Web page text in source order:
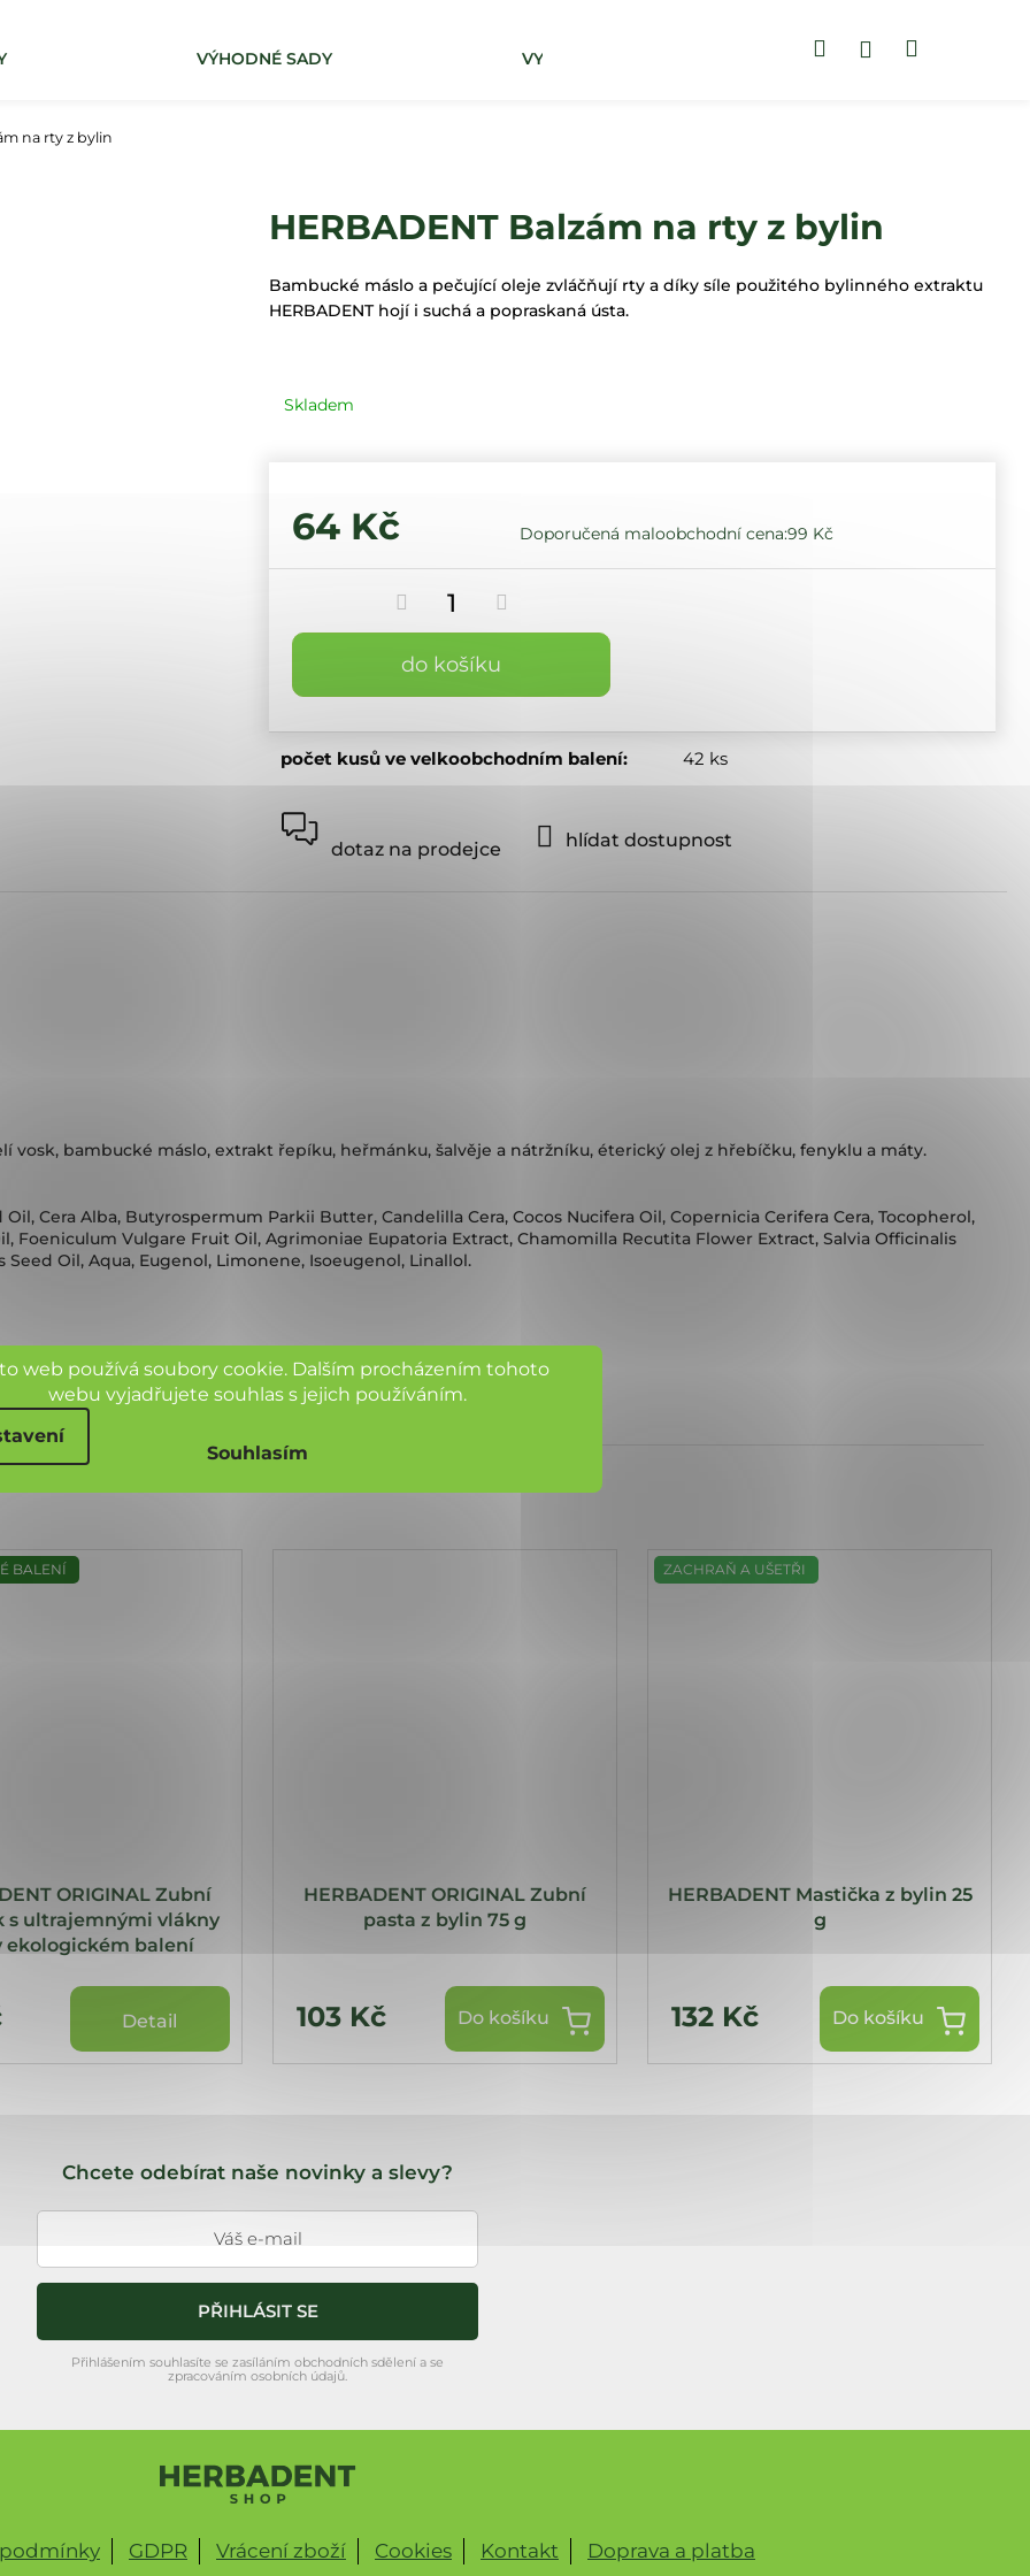
web používá soubory cookie. Dalším procházením tohoto
webu vyjadřujete souhlas s jejich používáním.
Souhlasím
VÝHODNÉ SADY VYHLEDAT DLE POTÍŽÍ ZUBNÍ PASTY
HledatPřihlášení
na rty z bylin
HERBADENT Balzám na rty z bylin
Bambucké máslo a pečující oleje zvláčňují rty a díky síle použitého bylinného extraktu
HERBADENT hojí i suchá a popraskaná ústa.
Skladem
99 Kč
64 Kč
do košíku
počet kusů ve velkoobchodním balení: 42 ks
dotaz na prodejce hlídat dostupnost
vosk, bambucké máslo, extrakt řepíku, heřmánku, šalvěje a nátržníku, éterický olej z hřebíčku, fenyklu a máty.
Cera Alba, Butyrospermum Parkii Butter, Candelilla Cera, Cocos Nucifera Oil, Copernicia Cerifera Cera, Tocopherol,
Foeniculum Vulgare Fruit Oil, Agrimoniae Eupatoria Extract, Chamomilla Recutita Flower Extract, Salvia Officinalis
Oil, Aqua, Eugenol, Limonene, Isoeugenol, Linallol.
BALENÍ
ORIGINAL Zubní
s ultrajemnými vlákny
ekologickém balení
Detail
HERBADENT ORIGINAL Zubní
pasta z bylin 75 g
103 Kč Do košíku
ZACHRAŇ A UŠETŘI
HERBADENT Mastička z bylin 25
g
132 Kč Do košíku
Co potřebujete najít?
Chcete odebírat naše novinky a slevy?
PŘIHLÁSIT SE
Přihlášením souhlasíte se zasíláním obchodních sdělení a se
zpracováním osobních údajů.
GDPR Vrácení zboží Cookies Kontakt Doprava a platba